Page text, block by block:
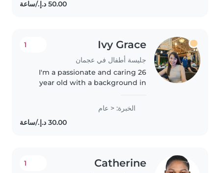
Ivy Grace
جليسة أطفال في عجمان
1
I'm a passionate and caring 26
year old with a background in
working with preschoolers and
gradeschoolers, including those..
الخبرة: < عام
Catherine
1